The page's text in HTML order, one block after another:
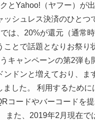
とYahoo!（ヤフー）が
ッシュレス決済のひと
は、20%が還元（通常
とで話題となりお祭り
キャンペーンの第2弾
ドンと増えており、ま
した。
利用するために
コードやバーコードを
また、2019年2月現在